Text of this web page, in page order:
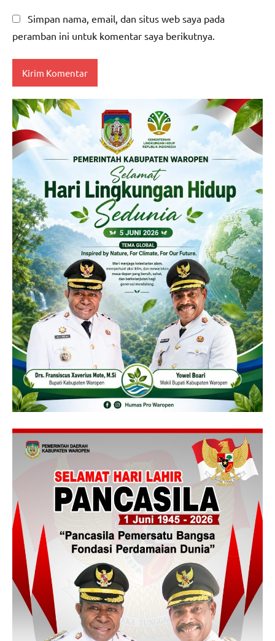
Simpan nama, email, dan situs web saya pada
peramban ini untuk komentar saya berikutnya.